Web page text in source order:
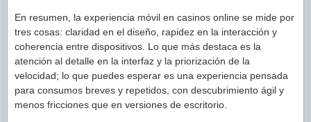
En resumen, la experiencia móvil en casinos online se mide por
tres cosas: claridad en el diseño, rapidez en la interacción y
coherencia entre dispositivos. Lo que más destaca es la
atención al detalle en la interfaz y la priorización de la
velocidad; lo que puedes esperar es una experiencia pensada
para consumos breves y repetidos, con descubrimiento ágil y
menos fricciones que en versiones de escritorio.